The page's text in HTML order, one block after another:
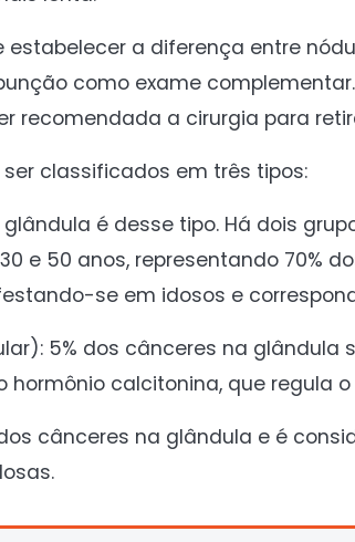
a diferença entre
como exame
recomendada a cirurgia para
classificados em três tipos:
é desse tipo. Há dois
e 50 anos, representando 70%
se em idosos e
5% dos cânceres na glândula
hormônio calcitonina, que regula
cânceres na glândula e é